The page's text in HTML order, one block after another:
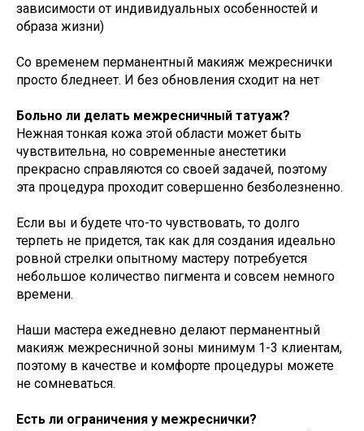
зависимости от индивидуальных особенностей и
образа жизни)
Со временем перманентный макияж межреснички
просто бледнеет. И без обновления сходит на нет
Больно ли делать межресничный татуаж?
Нежная тонкая кожа этой области может быть
чувствительна, но современные анестетики
прекрасно справляются со своей задачей, поэтому
эта процедура проходит совершенно безболезненно.
Если вы и будете что-то чувствовать, то долго
терпеть не придется, так как для создания идеально
ровной стрелки опытному мастеру потребуется
небольшое количество пигмента и совсем немного
времени.
Наши мастера ежедневно делают перманентный
макияж межресничной зоны минимум 1-3 клиентам,
поэтому в качестве и комфорте процедуры можете
не сомневаться.
Есть ли ограничения у межреснички?